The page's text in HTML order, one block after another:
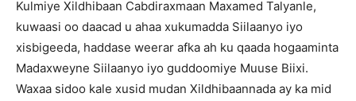
Kulmiye Xildhibaan Cabdiraxmaan Maxamed Talyanle,
kuwaasi oo daacad u ahaa xukumadda Siilaanyo iyo
xisbigeeda, haddase weerar afka ah ku qaada hogaaminta
Madaxweyne Siilaanyo iyo guddoomiye Muuse Biixi.
Waxaa sidoo kale xusid mudan Xildhibaannada ay ka mid